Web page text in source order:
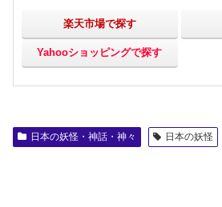
楽天市場で探す
Yahooショッピングで探す
日本の妖怪・神話・神々 日本の妖怪